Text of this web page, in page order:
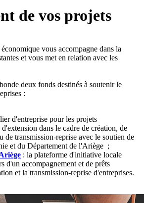
RSS
de vos projets
vos projetsvous accompagne dans la
et vous met en relation avec les
deux fonds destinés à soutenir le
:
d'entreprise pour les projets
dans le cadre de création, de
de transmission-reprise avec le soutien de
et du Département de l'Ariège ;
: la plateforme d'initiative locale
d'un accompagnement et de prêts
et la transmission-reprise d'entreprises.